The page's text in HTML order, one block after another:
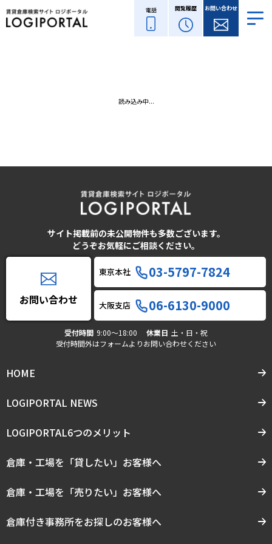
電話 閲覧履歴 お問い合わせ
読み込み中...
サイト掲載前の未公開物件も多数ございます。
どうぞお気軽にご相談ください。
お問い合わせ
東京本社 03-5797-7824
大阪支店 06-6130-9000
受付時間 9:00〜18:00 休業日 土・日・祝
受付時間外はフォームよりお問い合わせください
HOME
LOGIPORTAL NEWS
LOGIPORTAL6つのメリット
倉庫・工場を「貸したい」お客様へ
倉庫・工場を「売りたい」お客様へ
倉庫付き事務所をお探しのお客様へ